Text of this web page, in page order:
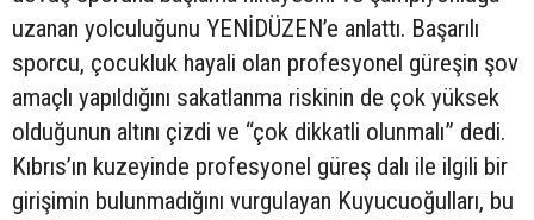
uzanan yolculuğunu YENİDÜZEN’e anlattı. Başarılı
sporcu, çocukluk hayali olan profesyonel güreşin şov
amaçlı yapıldığını sakatlanma riskinin de çok yüksek
olduğunun altını çizdi ve “çok dikkatli olunmalı” dedi.
Kıbrıs’ın kuzeyinde profesyonel güreş dalı ile ilgili bir
girişimin bulunmadığını vurgulayan Kuyucuoğulları, bu